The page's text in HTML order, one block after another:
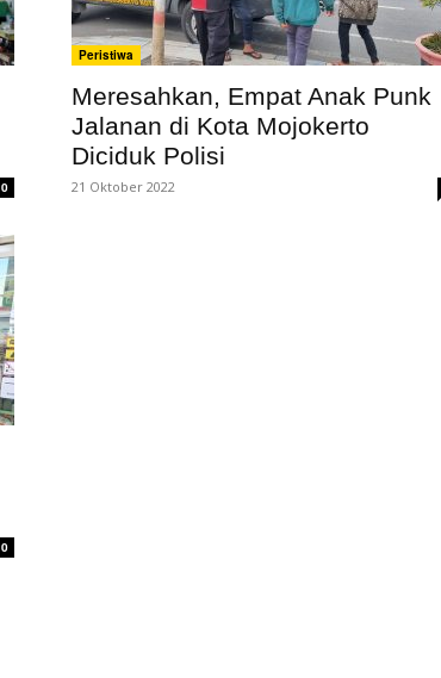
0
Peristiwa
Meresahkan, Empat Anak Punk
Jalanan di Kota Mojokerto
Diciduk Polisi
21 Oktober 2022
0